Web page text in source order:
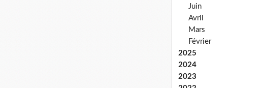
Juin
Avril
Mars
Février
2025
2024
2023